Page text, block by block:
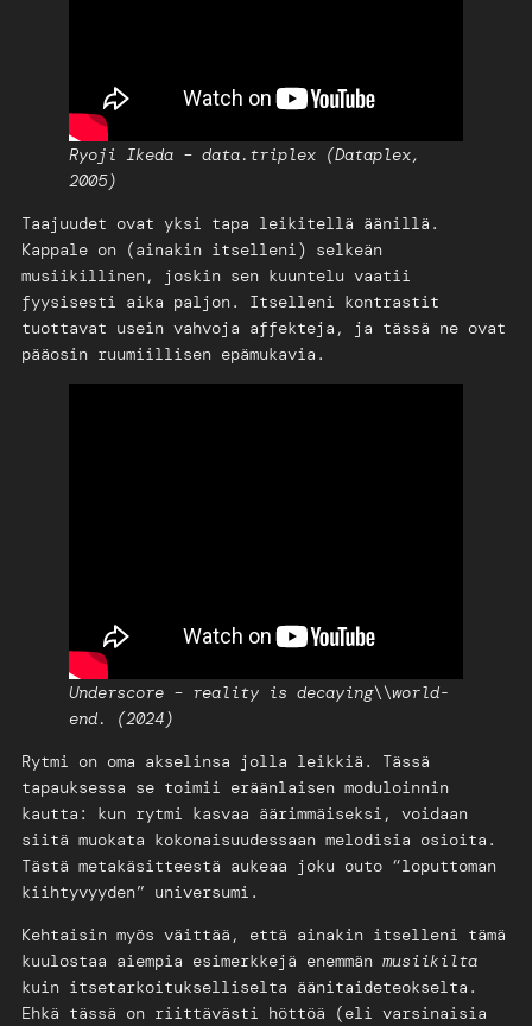
Ryoji Ikeda – data.triplex (Dataplex,
2005)
Taajuudet ovat yksi tapa leikitellä äänillä.
Kappale on (ainakin itselleni) selkeän
musiikillinen, joskin sen kuuntelu vaatii
fyysisesti aika paljon. Itselleni kontrastit
tuottavat usein vahvoja affekteja, ja tässä ne ovat
pääosin ruumiillisen epämukavia.
Underscore – reality is decaying\\world-
end. (2024)
Rytmi on oma akselinsa jolla leikkiä. Tässä
tapauksessa se toimii eräänlaisen moduloinnin
kautta: kun rytmi kasvaa äärimmäiseksi, voidaan
siitä muokata kokonaisuudessaan melodisia osioita.
Tästä metakäsitteestä aukeaa joku outo “loputtoman
kiihtyvyyden” universumi.
Kehtaisin myös väittää, että ainakin itselleni tämä
kuulostaa aiempia esimerkkejä enemmän musiikilta
kuin itsetarkoitukselliselta äänitaideteokselta.
Ehkä tässä on riittävästi höttöä (eli varsinaisia